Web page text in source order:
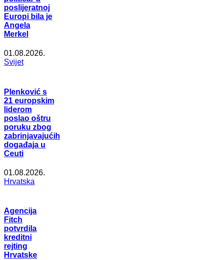
poslijeratnoj
Europi bila je
Angela
Merkel
01.08.2026.
Svijet
Plenković s
21 europskim
liderom
poslao oštru
poruku zbog
zabrinjavajućih
događaja u
Ceuti
01.08.2026.
Hrvatska
Agencija
Fitch
potvrdila
kreditni
rejting
Hrvatske